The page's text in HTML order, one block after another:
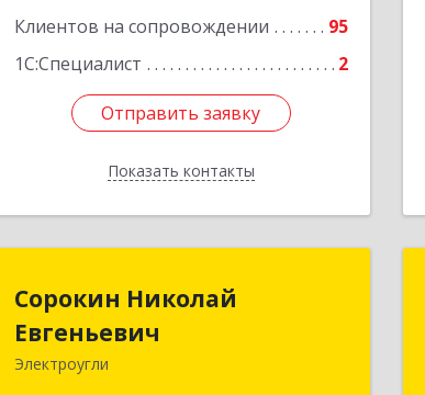
Клиентов на сопровождении
95
1С:Специалист
2
Отправить заявку
Показать контакты
Отправить заявку
Назад
Сорокин Николай
Евгеньевич
Электроугли
Сорокин Николай
Евгеньевич